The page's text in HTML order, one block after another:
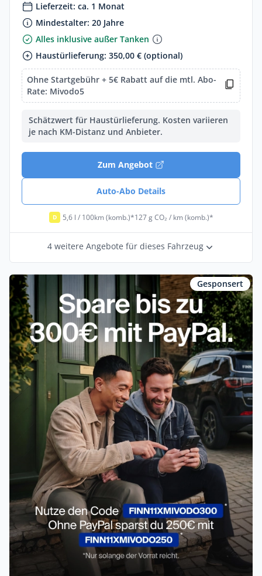
Lieferzeit: ca. 1 Monat
Mindestalter: 20 Jahre
Alles inklusive außer Tanken
Haustürlieferung: 350,00 € (optional)
Ohne Startgebühr + 5€ Rabatt auf die mtl. Abo-
Rate: Mivodo5
Schätzwert für Haustürlieferung. Kosten variieren
je nach KM-Distanz und Anbieter.
Zum Angebot
Auto-Abo Details
D 5,6 l / 100km (komb.)*127 g CO₂ / km (komb.)*
4 weitere Angebote für dieses Fahrzeug
Gesponsert